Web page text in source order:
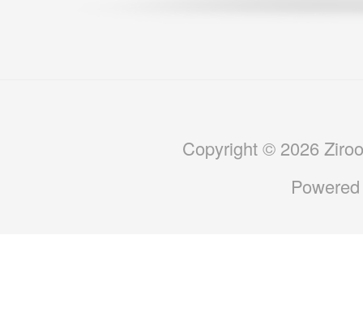
Copyright © 2026